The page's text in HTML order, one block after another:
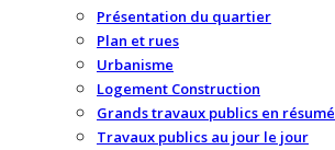
Présentation du quartier
Plan et rues
Urbanisme
Logement Construction
Grands travaux publics en résumé
Travaux publics au jour le jour